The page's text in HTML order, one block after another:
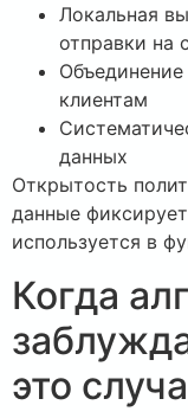
Локальная
отправки на
Объединение
клиентам
данных
Открытость
данные
используется в
Когда
это